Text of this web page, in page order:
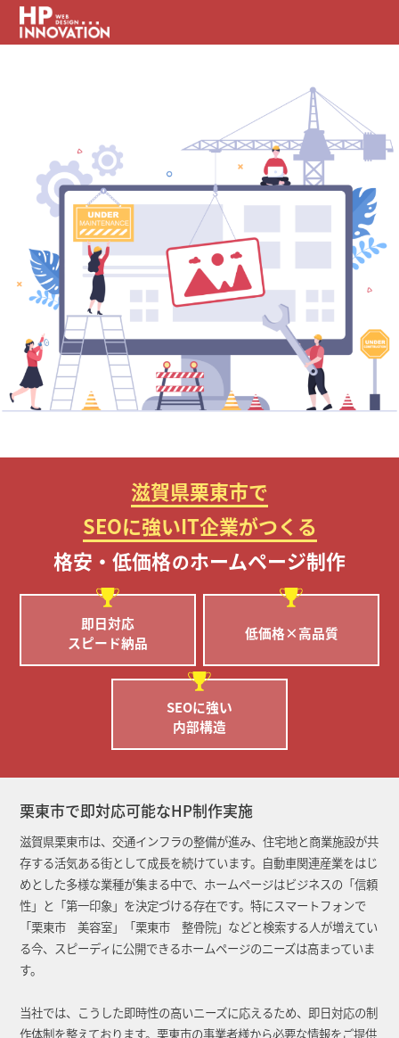
滋賀県栗東市で
SEOに強いIT企業がつくる
格安・低価格のホームページ制作
即日対応
スピード納品
低価格×高品質
SEOに強い
内部構造
栗東市で即対応可能なHP制作実施
滋賀県栗東市は、交通インフラの整備が進み、住宅地と商業施設が共
存する活気ある街として成長を続けています。自動車関連産業をはじ
めとした多様な業種が集まる中で、ホームページはビジネスの「信頼
性」と「第一印象」を決定づける存在です。特にスマートフォンで
「栗東市 美容室」「栗東市 整骨院」などと検索する人が増えてい
る今、スピーディに公開できるホームページのニーズは高まっていま
す。
当社では、こうした即時性の高いニーズに応えるため、即日対応の制
作体制を整えております。栗東市の事業者様から必要な情報をご提供